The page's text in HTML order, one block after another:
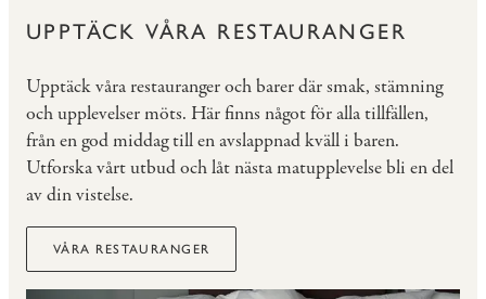
UPPTÄCK VÅRA RESTAURANGER
Upptäck våra restauranger och barer där smak, stämning
och upplevelser möts. Här finns något för alla tillfällen,
från en god middag till en avslappnad kväll i baren.
Utforska vårt utbud och låt nästa matupplevelse bli en del
av din vistelse.
VÅRA RESTAURANGER